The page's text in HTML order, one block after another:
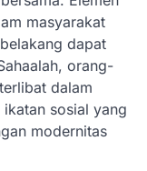
masyarakat
dapat
orang-
dalam
sosial yang
modernitas